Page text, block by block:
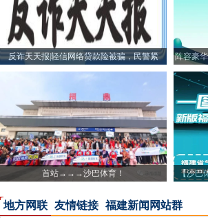
反诈天天报|轻信网络贷款险被骗，民警紧 阵容豪
首站→→→沙巴体育！
【沙巴
地方网联 友情链接 福建新闻网站群